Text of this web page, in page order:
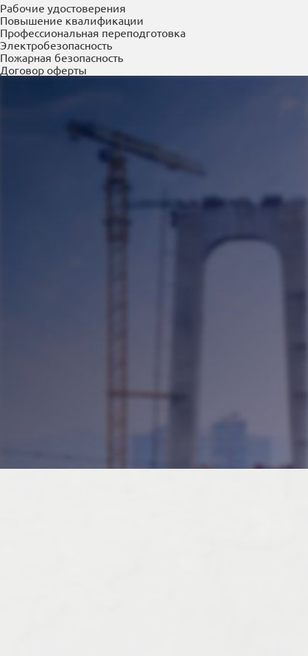
Рабочие удостоверения
Повышение квалификации
Профессиональная переподготовка
Электробезопасность
Пожарная безопасность
Договор оферты